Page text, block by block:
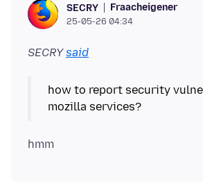
SECRY Fraacheigener
25-05-26 04:34
SECRYsaid
how to report security